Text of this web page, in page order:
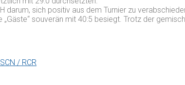
darum, sich positiv aus dem Turnier zu
„Gäste“ souverän mit 40:5 besiegt. Trotz der